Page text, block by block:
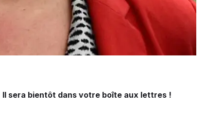
Il sera bientôt dans votre boîte aux lettres !